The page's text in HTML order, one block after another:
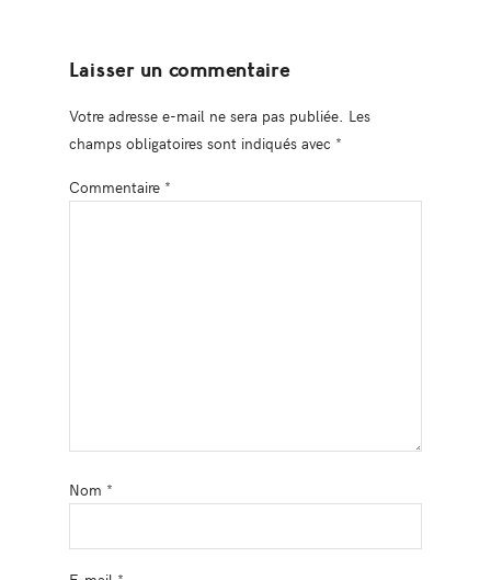
Laisser un commentaire
Votre adresse e-mail ne sera pas publiée. Les
champs obligatoires sont indiqués avec *
Commentaire *
Nom *